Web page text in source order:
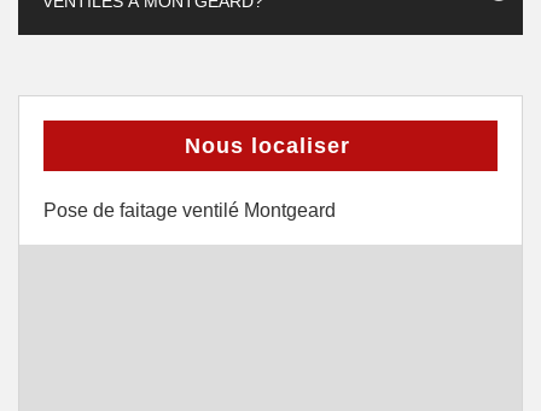
Nous localiser
Pose de faitage ventilé Montgeard